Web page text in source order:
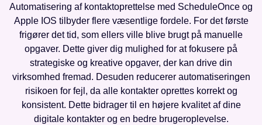
Automatisering af kontaktoprettelse med ScheduleOnce og
Apple IOS tilbyder flere væsentlige fordele. For det første
frigører det tid, som ellers ville blive brugt på manuelle
opgaver. Dette giver dig mulighed for at fokusere på
strategiske og kreative opgaver, der kan drive din
virksomhed fremad. Desuden reducerer automatiseringen
risikoen for fejl, da alle kontakter oprettes korrekt og
konsistent. Dette bidrager til en højere kvalitet af dine
digitale kontakter og en bedre brugeroplevelse.